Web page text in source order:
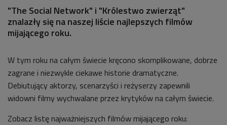
"The Social Network" i "Królestwo zwierząt"
znalazły się na naszej liście najlepszych filmów
mijającego roku.
W tym roku na całym świecie kręcono skomplikowane, dobrze
zagrane i niezwykle ciekawe historie dramatyczne.
Debiutujący aktorzy, scenarzyści i reżyserzy zapewnili
widowni filmy wychwalane przez krytyków na całym świecie.
Zobacz listę najważniejszych filmów mijającego roku: